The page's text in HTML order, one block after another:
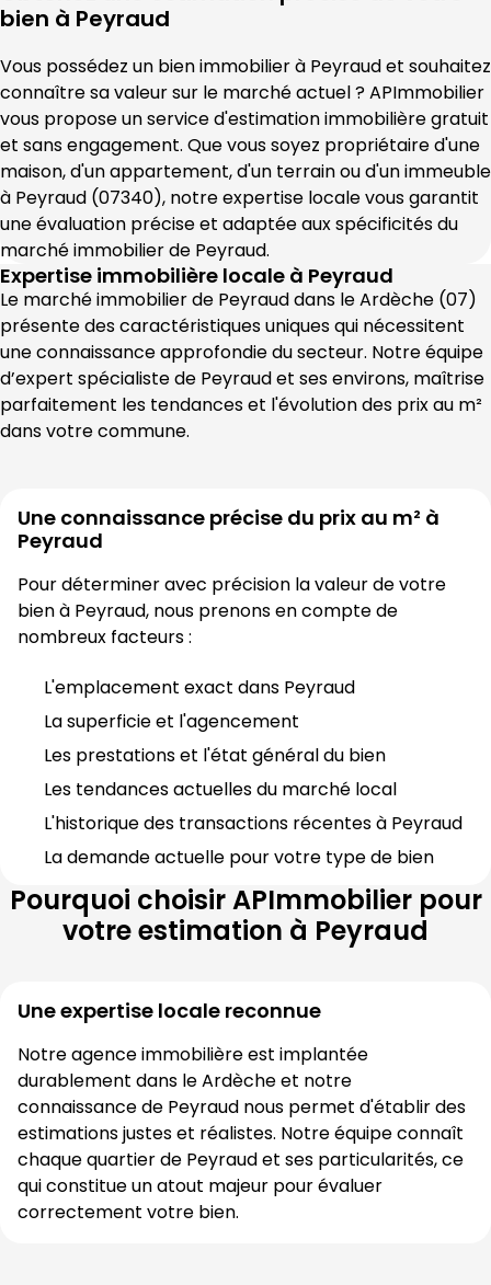
bien à Peyraud
Vous possédez un bien immobilier à Peyraud et souhaitez
connaître sa valeur sur le marché actuel ? APImmobilier
vous propose un service d'estimation immobilière gratuit
et sans engagement. Que vous soyez propriétaire d'une
maison, d'un appartement, d'un terrain ou d'un immeuble
à Peyraud (07340), notre expertise locale vous garantit
une évaluation précise et adaptée aux spécificités du
marché immobilier de Peyraud.
Expertise immobilière locale à Peyraud
Le marché immobilier de Peyraud dans le Ardèche (07)
présente des caractéristiques uniques qui nécessitent
une connaissance approfondie du secteur. Notre équipe
d’expert spécialiste de Peyraud et ses environs, maîtrise
parfaitement les tendances et l'évolution des prix au m²
dans votre commune.
Une connaissance précise du prix au m² à
Peyraud
Pour déterminer avec précision la valeur de votre
bien à Peyraud, nous prenons en compte de
nombreux facteurs :
L'emplacement exact dans Peyraud
La superficie et l'agencement
Les prestations et l'état général du bien
Les tendances actuelles du marché local
L'historique des transactions récentes à Peyraud
La demande actuelle pour votre type de bien
Pourquoi choisirAPImmobilierpour
votre estimation à Peyraud
Une expertise locale reconnue
Notre agence immobilière est implantée
durablement dans le Ardèche et notre
connaissance de Peyraud nous permet d'établir des
estimations justes et réalistes. Notre équipe connaît
chaque quartier de Peyraud et ses particularités, ce
qui constitue un atout majeur pour évaluer
correctement votre bien.